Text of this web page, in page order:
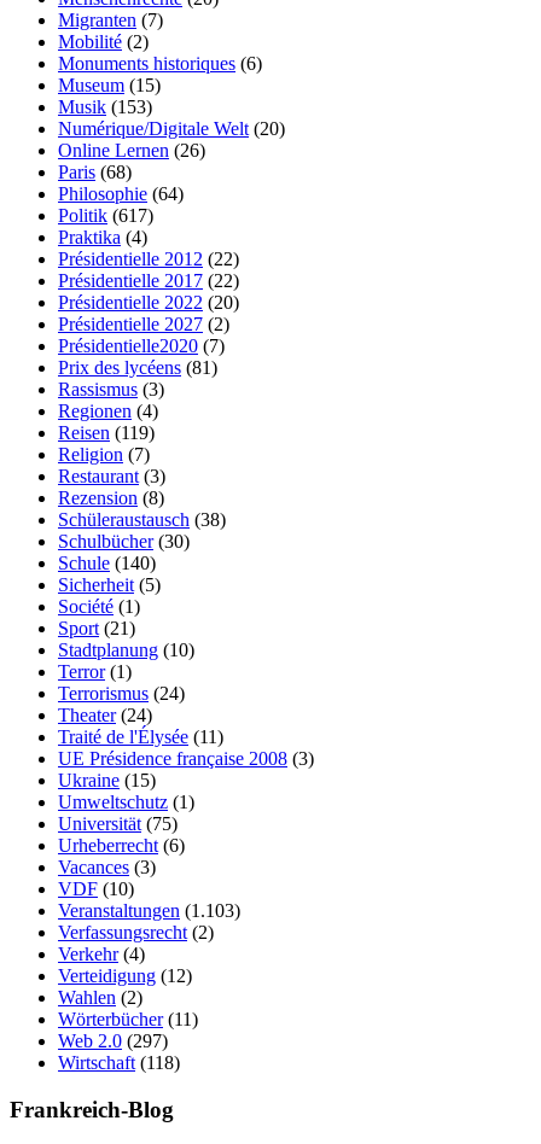
Migranten (7)
Mobilité (2)
Monuments historiques (6)
Museum (15)
Musik (153)
Numérique/Digitale Welt (20)
Online Lernen (26)
Paris (68)
Philosophie (64)
Politik (617)
Praktika (4)
Présidentielle 2012 (22)
Présidentielle 2017 (22)
Présidentielle 2022 (20)
Présidentielle 2027 (2)
Présidentielle2020 (7)
Prix des lycéens (81)
Rassismus (3)
Regionen (4)
Reisen (119)
Religion (7)
Restaurant (3)
Rezension (8)
Schüleraustausch (38)
Schulbücher(30)
Schule (140)
Sicherheit (5)
Société (1)
Sport (21)
Stadtplanung (10)
Terror(1)
Terrorismus (24)
Theater(24)
Traité de l'Élysée (11)
UE Présidence française 2008 (3)
Ukraine (15)
Umweltschutz (1)
Universität (75)
Urheberrecht (6)
Vacances (3)
VDF (10)
Veranstaltungen (1.103)
Verfassungsrecht (2)
Verkehr(4)
Verteidigung (12)
Wahlen (2)
Wörterbücher(11)
Web 2.0 (297)
Wirtschaft (118)
Frankreich-Blog